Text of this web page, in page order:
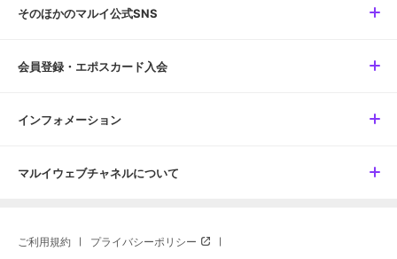
そのほかのマルイ公式SNS
会員登録・エポスカード入会
インフォメーション
マルイウェブチャネルについて
ご利用規約 プライバシーポリシー